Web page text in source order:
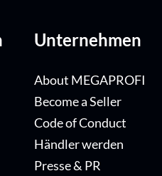
Unternehmen
About MEGAPROFI
Become a Seller
Code of Conduct
Händler werden
Presse & PR